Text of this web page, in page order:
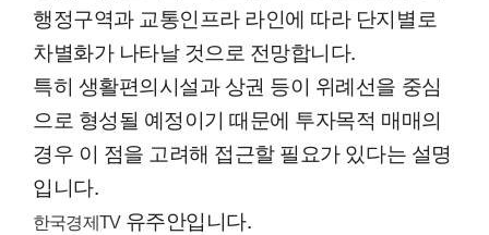
행정구역과 교통인프라 라인에 따라 단지별로
차별화가 나타날 것으로 전망합니다.
특히 생활편의시설과 상권 등이 위례선을 중심
으로 형성될 예정이기 때문에 투자목적 매매의
경우 이 점을 고려해 접근할 필요가 있다는 설명
입니다.
한국경제TV유주안입니다.